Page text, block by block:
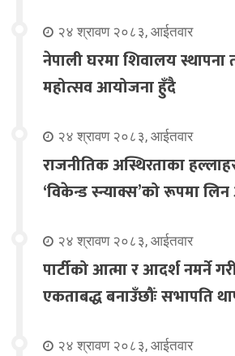
२४ श्रावण २०८३, आईतवार
नेपाली घरमा शिवालय स्थापना
महोत्सव आयोजना हुँदै
२४ श्रावण २०८३, आईतवार
राजनीतिक अस्थिरताका
‘विकेन्ड स्न्याक्स’को रूपमा
२४ श्रावण २०८३, आईतवार
पार्टीको आत्मा र आदर्श नमर्ने
एकताबद्ध बनाउँछौंः सभापति
२४ श्रावण २०८३, आईतवार